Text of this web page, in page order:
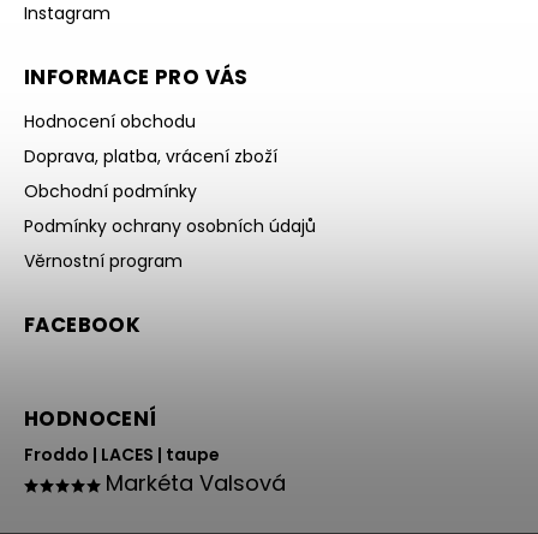
Instagram
INFORMACE PRO VÁS
Hodnocení obchodu
Doprava, platba, vrácení zboží
Obchodní podmínky
Podmínky ochrany osobních údajů
Věrnostní program
FACEBOOK
HODNOCENÍ
Froddo | LACES | taupe
Markéta Valsová